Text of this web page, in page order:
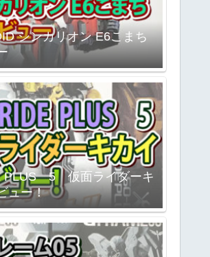
シンカリオン E6こまち
PLUS 5 仮面ライダーキ
ュー！